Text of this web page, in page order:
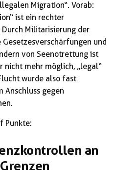
Migration“. Vorab:
ist ein rechter
Militarisierung der
und
von Seenotrettung ist
nicht mehr möglich, „legal“
wurde also fast
Anschluss gegen
Punkte:
an